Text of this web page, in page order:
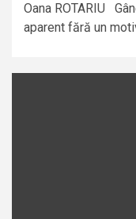
Oana ROTARIU
aparent fără un